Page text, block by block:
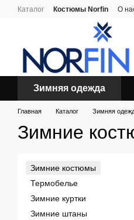
Перейти к основному контенту
Каталог Костюмы Norfin О
Зимняя одежда
Главная Каталог Зимняя
Зимние
Зимние костюмы
Термобелье
Зимние куртки
Зимние штаны